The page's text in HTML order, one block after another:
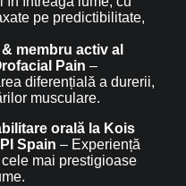
pe predictibilitate,
membru activ al
Pain –
diferențială a durerii,
musculare.
orală la Kois
Spain – Experiență
mai prestigioase